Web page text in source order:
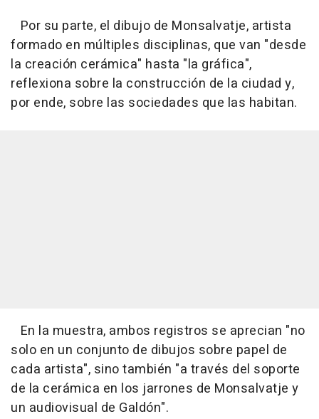
Por su parte, el dibujo de Monsalvatje, artista
formado en múltiples disciplinas, que van "desde
la creación cerámica" hasta "la gráfica",
reflexiona sobre la construcción de la ciudad y,
por ende, sobre las sociedades que las habitan.
En la muestra, ambos registros se aprecian "no
solo en un conjunto de dibujos sobre papel de
cada artista", sino también "a través del soporte
de la cerámica en los jarrones de Monsalvatje y
un audiovisual de Galdón".